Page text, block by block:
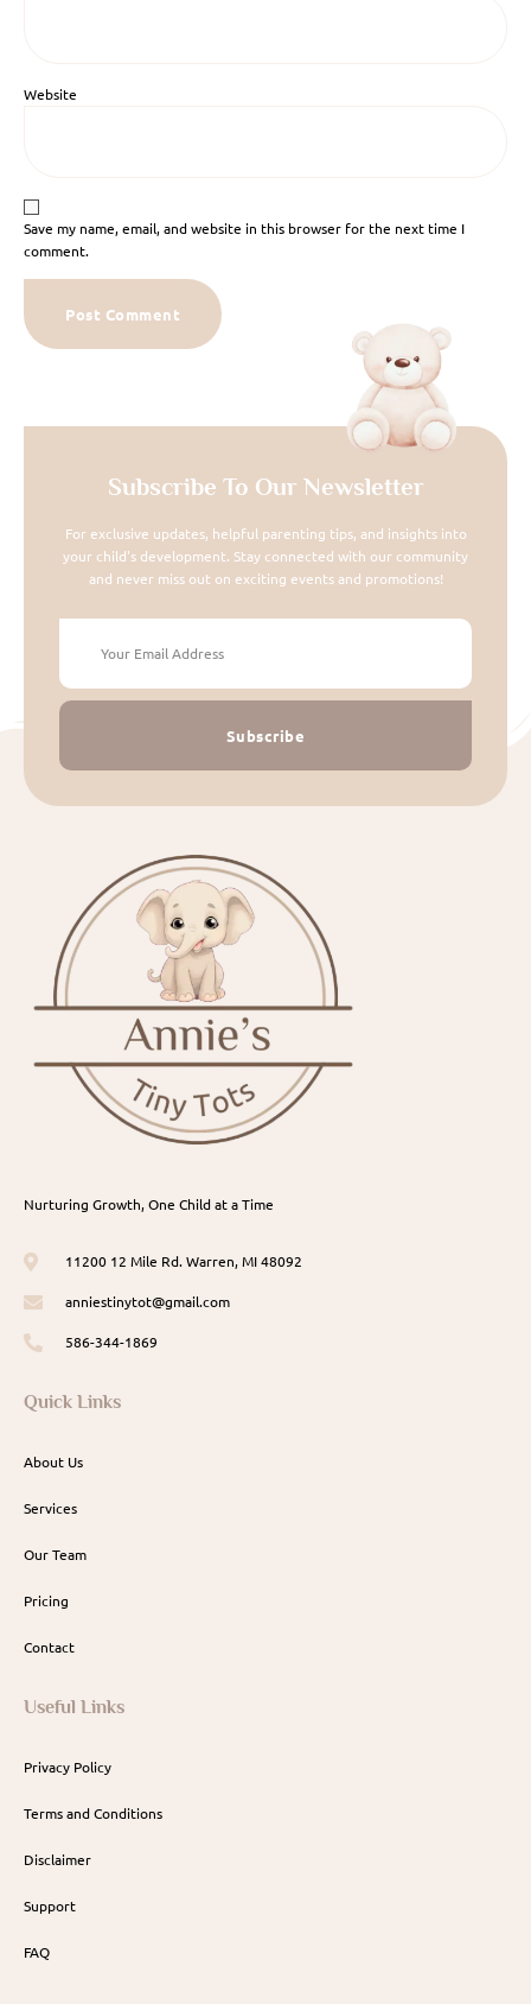
Website
Save my name, email, and website in this browser for the next time I
comment.
Subscribe To Our Newsletter
For exclusive updates, helpful parenting tips, and insights into
your child's development. Stay connected with our community
and never miss out on exciting events and promotions!
Subscribe
Nurturing Growth, One Child at a Time
11200 12 Mile Rd. Warren, MI 48092
anniestinytot@gmail.com
586-344-1869
Quick Links
About Us
Services
Our Team
Pricing
Contact
Useful Links
Privacy Policy
Terms and Conditions
Disclaimer
Support
FAQ